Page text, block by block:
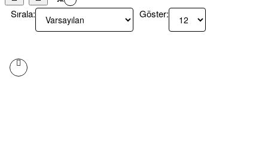
Sırala: Göster: